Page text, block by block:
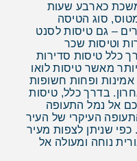
כארבע שעות
סוג הטיסה
– גם טיסות לסנט
וטיסות שכר
כלל טיסות סדירות
מאשר טיסות לואו
ופחות חשופות
בדרך כלל, טיסות
אל נמל התעופה
העיקרי של העיר
כפי שניתן לצפות מעיר
נוחה ומעולה אל